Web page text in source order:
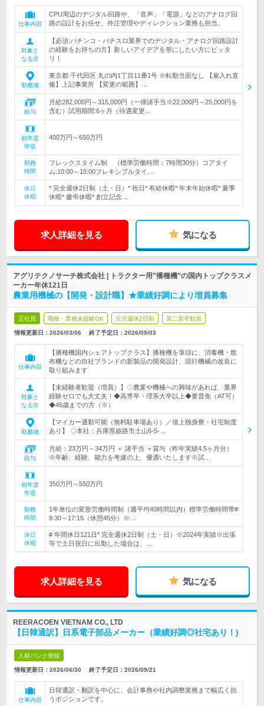
仕事内容
CPU周辺のデジタル回路や、「音声」「電源」などのアナログ回
路の設計をお任せ。外注管理やディレクション業務も担当。
対象と
なる方
【必須:パチンコ・パチスロ業界でのデジタル・アナログ回路設計
の経験をお持ちの方】新しいアイデアを形にしたい方にピッタ
リ！
勤務地
東京都 千代田区 丸の内1丁目11番1号 ※転勤当面なし 【雇入れ直
後】上記事業所 【変更の範囲】…
給与
月給282,000円～315,000円（一律諸手当※22,000円～25,000円を
含む）試用期間:6ヶ月（待遇変更…
初年度
年収
400万円～650万円
勤務
時間
フレックスタイム制 （標準労働時間：7時間30分）コアタイ
ム:10:00～15:00フレキシブルタイ…
休日
休暇
* 完全週休2日制（土・日）* 祝日* 有給休暇* 年末年始休暇* 夏季
休暇* 慶弔休暇* 創立記念…
求人詳細を見る 気になる
アグリテクノサーチ株式会社 | トラクター用”播種機”の国内トップクラスメ
ーカー年休121日
農業用機械の【開発・設計職】★業績好調により増員募集
正社員 職種・業種未経験OK 完全週休2日制 第二新卒歓迎
情報更新日：2026/03/06 終了予定日： 2026/09/03
仕事内容
【播種機国内シェアトップクラス】播種機を筆頭に、消毒機・散
布機などの自社ブランドの新製品の開発設計、現行機械の改良に
取り組みます
対象と
なる方
【未経験者歓迎（増員）】◇農業や機械への興味があれば、業界
経験ゼロでも大丈夫！◆高専卒・理系大卒以上◆要普免（AT可）
◆45歳までの方（※）
勤務地
【マイカー通勤可能（無料駐車場あり）／借上独身寮・社宅制度
あり】 ◇本社：兵庫県姫路市土山6-5-…
給与
月給：23万円～34万円 ＋ 諸手当 ＋賞与（昨年実績4.5ヶ月分）
※年齢、経験、能力を考慮の上、優遇いたします※試…
初年度
年収
350万円～550万円
勤務
時間
1年単位の変形労働時間制（週平均40時間以内）標準労働時間帯#
8:30～17:15（休憩45分）※…
休日
休暇
# 年間休日121日* 完全週休2日制（土・日）※2024年実績※出張
等で土日祝日に出勤した場合は、…
求人詳細を見る 気になる
REERACOEN VIETNAM CO., LTD
【日韓通訳】日系電子部品メーカー（業績好調◎社宅あり！)
人材バンク登録
情報更新日：2026/06/30 終了予定日： 2026/09/21
仕事内容
日韓通訳・翻訳を中心に、会計事務や社内調整業務まで幅広く担
うポジションです。